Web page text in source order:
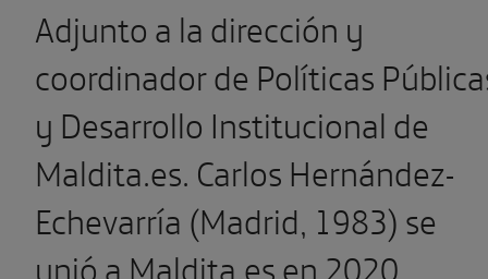
Adjunto a la dirección y
coordinador de Políticas
y Desarrollo Institucional de
Maldita.es. Carlos Hernández-
Echevarría (Madrid, 1983) se
unió a Maldita.es en 2020